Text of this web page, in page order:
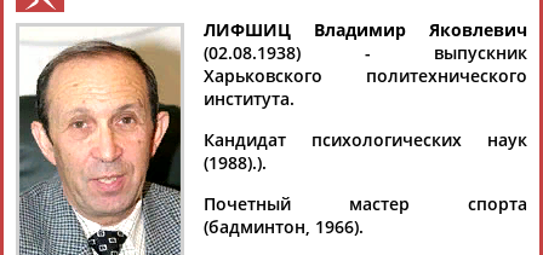
Найдено: 13181персон Расширенный поиск
Аслаудин
АБАЕВ
Елена
АБАИМОВА
АБАКУМОВА
АБАЛАКИНА
Бадминтон Сквош
ЛИФШИЦ Владимир Яковлевич
(02.08.1938) - выпускник
Харьковского политехнического
института.
Кандидат психологических наук
(1988).).
Почетный мастер спорта
(бадминтон, 1966).